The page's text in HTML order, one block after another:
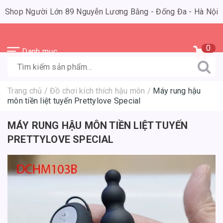
Shop Người Lớn 89 Nguyễn Lương Bằng - Đống Đa - Hà Nội
Danh mục 0
Trang chủ / Đồ chơi kích thích hậu môn / Máy rung hậu
môn tiền liệt tuyến Prettylove Special
MÁY RUNG HẬU MÔN TIỀN LIỆT TUYẾN
PRETTYLOVE SPECIAL